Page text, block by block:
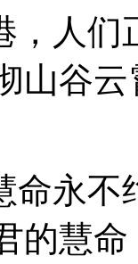
，人们
山谷
命永不
的慧